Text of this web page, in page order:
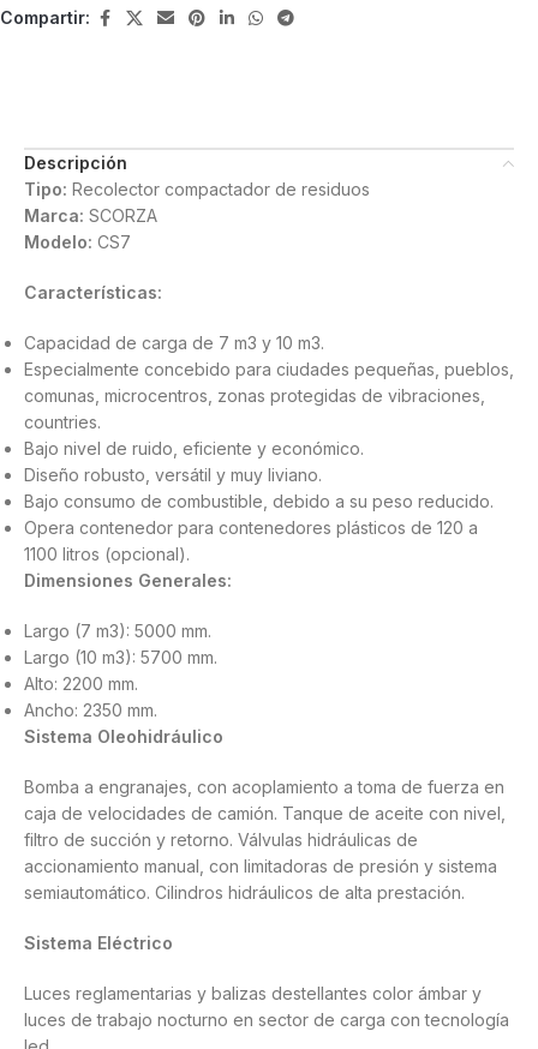
Compartir:
Descripción
Tipo: Recolector compactador de residuos
Marca: SCORZA
Modelo: CS7
Características:
Capacidad de carga de 7 m3 y 10 m3.
Especialmente concebido para ciudades pequeñas, pueblos,
comunas, microcentros, zonas protegidas de vibraciones,
countries.
Bajo nivel de ruido, eficiente y económico.
Diseño robusto, versátil y muy liviano.
Bajo consumo de combustible, debido a su peso reducido.
Opera contenedor para contenedores plásticos de 120 a
1100 litros (opcional).
Dimensiones Generales:
Largo (7 m3): 5000 mm.
Largo (10 m3): 5700 mm.
Alto: 2200 mm.
Ancho: 2350 mm.
Sistema Oleohidráulico
Bomba a engranajes, con acoplamiento a toma de fuerza en
caja de velocidades de camión. Tanque de aceite con nivel,
filtro de succión y retorno. Válvulas hidráulicas de
accionamiento manual, con limitadoras de presión y sistema
semiautomático. Cilindros hidráulicos de alta prestación.
Sistema Eléctrico
Luces reglamentarias y balizas destellantes color ámbar y
luces de trabajo nocturno en sector de carga con tecnología